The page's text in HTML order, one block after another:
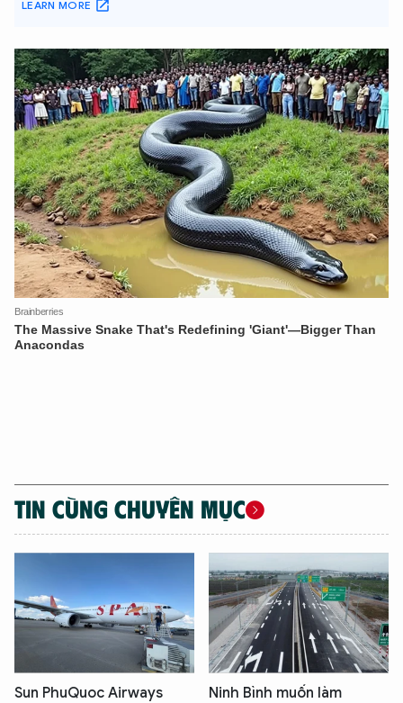
TIN CÙNG CHUYÊN MỤC
Sun PhuQuoc Airways
Ninh Bình muốn làm
XIN CHÀO,
TÔI LÀ CHATBOT CỦA
Hãy hỏi tôi bất kỳ điều gì bạn cần biết về
An Ninh Thủ Đô nhé. Tôi sẵn sàng hỗ trợ!